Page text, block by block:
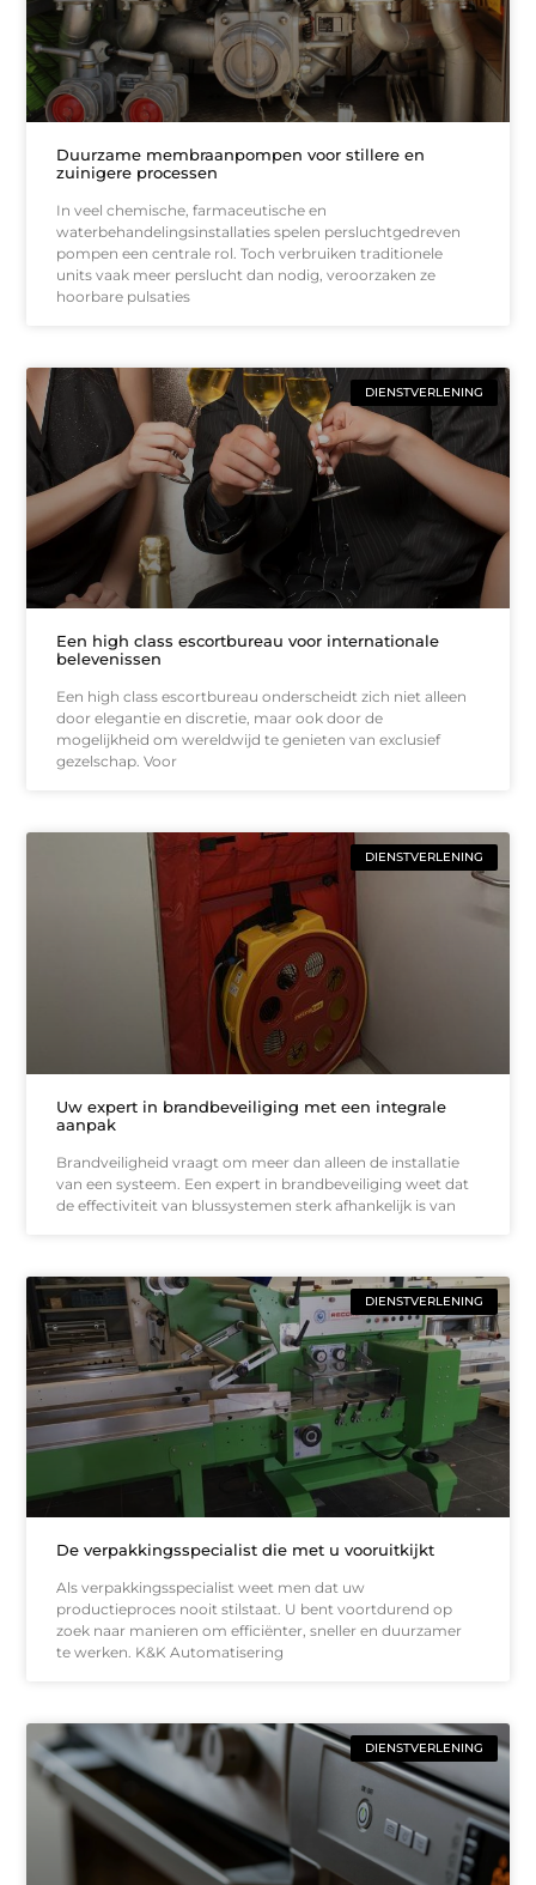
Duurzame membraanpompen voor stillere en
zuinigere processen
In veel chemische, farmaceutische en
waterbehandelingsinstallaties spelen persluchtgedreven
pompen een centrale rol. Toch verbruiken traditionele
units vaak meer perslucht dan nodig, veroorzaken ze
hoorbare pulsaties
DIENSTVERLENING
Een high class escortbureau voor internationale
belevenissen
Een high class escortbureau onderscheidt zich niet alleen
door elegantie en discretie, maar ook door de
mogelijkheid om wereldwijd te genieten van exclusief
gezelschap. Voor
DIENSTVERLENING
Uw expert in brandbeveiliging met een integrale
aanpak
Brandveiligheid vraagt om meer dan alleen de installatie
van een systeem. Een expert in brandbeveiliging weet dat
de effectiviteit van blussystemen sterk afhankelijk is van
DIENSTVERLENING
De verpakkingsspecialist die met u vooruitkijkt
Als verpakkingsspecialist weet men dat uw
productieproces nooit stilstaat. U bent voortdurend op
zoek naar manieren om efficiënter, sneller en duurzamer
te werken. K&K Automatisering
DIENSTVERLENING